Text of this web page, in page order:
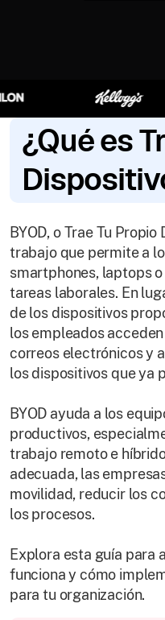
¿Qué es
BYOD, o Trae Tu
trabajo que permite a
smartphones, laptops
tareas laborales. En
de los dispositivos
los empleados
correos electrónicos y
los dispositivos que ya
BYOD ayuda a los
productivos,
trabajo remoto e
adecuada, las
movilidad, reducir los
los procesos.
Explora esta guía para
funciona y cómo
para tu organización.